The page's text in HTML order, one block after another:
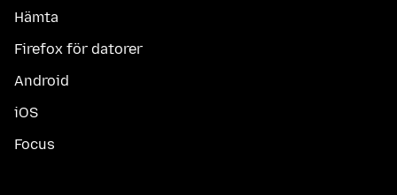
Hämta
Firefox för datorer
Android
iOS
Focus